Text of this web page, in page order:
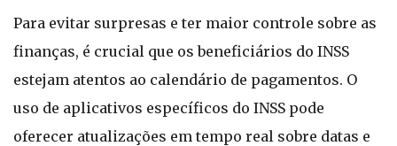
Para evitar surpresas e ter maior controle sobre as
finanças, é crucial que os beneficiários do INSS
estejam atentos ao calendário de pagamentos. O
uso de aplicativos específicos do INSS pode
oferecer atualizações em tempo real sobre datas e